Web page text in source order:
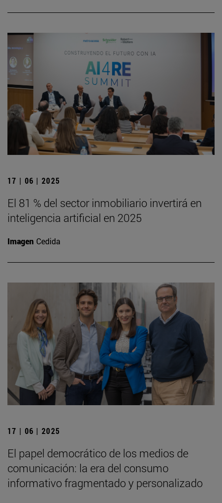
17 | 06 | 2025
El 81 % del sector inmobiliario invertirá en
inteligencia artificial en 2025
Imagen Cedida
17 | 06 | 2025
El papel democrático de los medios de
comunicación: la era del consumo
informativo fragmentado y personalizado